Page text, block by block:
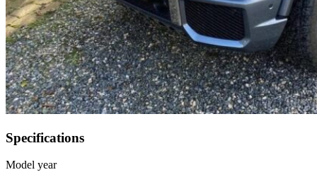
Specifications
Model year